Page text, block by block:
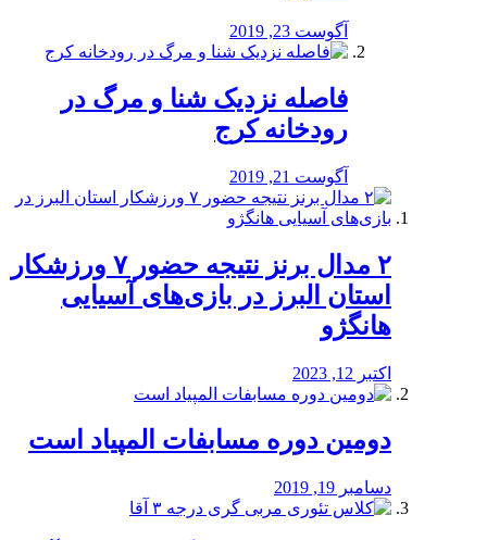
آگوست 23, 2019
️فاصله نزدیک شنا و مرگ در
رودخانه کرج
آگوست 21, 2019
۲ مدال برنز نتیجه حضور ۷ ورزشکار
استان البرز در بازی‌های آسیایی
هانگژو
اکتبر 12, 2023
دومین دوره مسابفات المپیاد است
دسامبر 19, 2019